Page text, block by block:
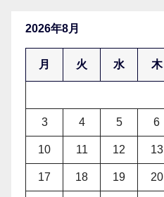
2026年8月
月 火 水 木
3 4 5 6
10 11 12 13
17 18 19 20